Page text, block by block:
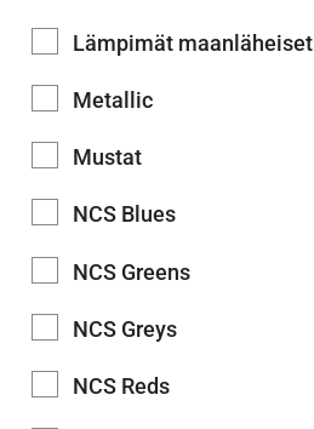
Lämpimät maanläheiset
Metallic
Mustat
NCS Blues
NCS Greens
NCS Greys
NCS Reds